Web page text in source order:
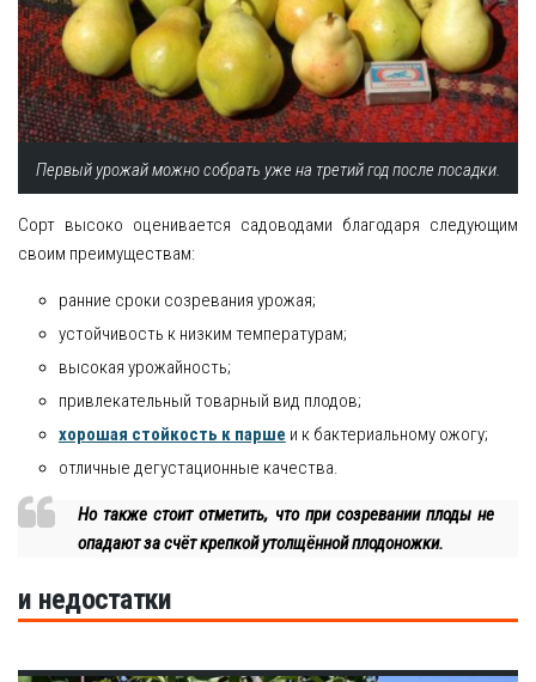
Первый урожай можно собрать уже на третий год после посадки.
Сорт высоко оценивается садоводами благодаря следующим
своим преимуществам:
ранние сроки созревания урожая;
устойчивость к низким температурам;
высокая урожайность;
привлекательный товарный вид плодов;
хорошая стойкость к парше и к бактериальному ожогу;
отличные дегустационные качества.
Но также стоит отметить, что при созревании плоды не
опадают за счёт крепкой утолщённой плодоножки.
и недостатки